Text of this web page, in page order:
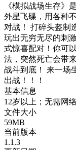
《模拟战场生存》
外星飞碟，用各种
对战！ 打碎头盔制
玩出无穷无尽的刺
式惊喜配对！你可
法，突然死亡会带
战斗到底！ 来一场
出战！！！
基本信息
12岁以上；无需网
文件大小
59MB
当前版本
1.1.3